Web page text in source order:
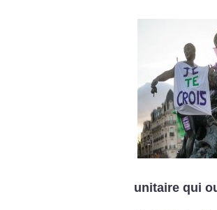
unitaire qui